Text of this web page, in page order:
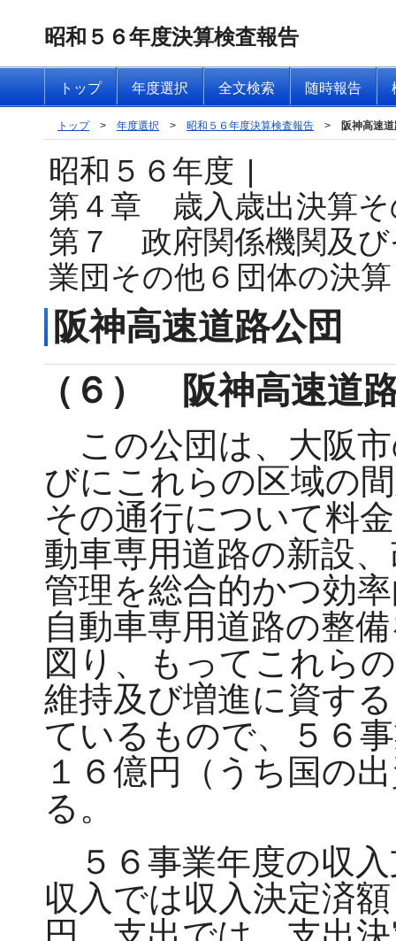
昭和５６年度決算検査報告
トップ 年度選択 全文検索 随時報告
トップ > 年度選択 > 昭和５６年度決算検査報告 > 阪神高速
昭和５６年度 |
第４章 歳入歳出決算そ
第７ 政府関係機関及び
業団その他６団体の決算
阪神高速道路公団
（６） 阪神高速道
この公団は、大阪
びにこれらの区域の
その通行について料
動車専用道路の新設
管理を総合的かつ効
自動車専用道路の整
図り、もってこれら
維持及び増進に資す
ているもので、５６
１６億円（うち国の
る。
５６事業年度の収
収入では収入決定済